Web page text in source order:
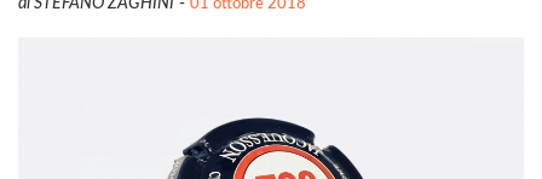
di STEFANO ZAGHINI - 01 ottobre 2018